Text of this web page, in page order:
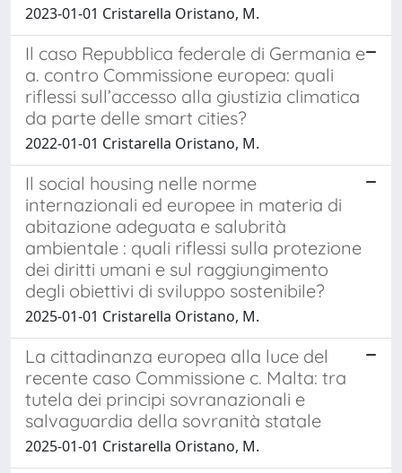
2023-01-01 Cristarella Oristano, M.
Il caso Repubblica federale di Germania e
a. contro Commissione europea: quali
riflessi sull’accesso alla giustizia climatica
da parte delle smart cities?
2022-01-01 Cristarella Oristano, M.
Il social housing nelle norme
internazionali ed europee in materia di
abitazione adeguata e salubrità
ambientale : quali riflessi sulla protezione
dei diritti umani e sul raggiungimento
degli obiettivi di sviluppo sostenibile?
2025-01-01 Cristarella Oristano, M.
La cittadinanza europea alla luce del
recente caso Commissione c. Malta: tra
tutela dei principi sovranazionali e
salvaguardia della sovranità statale
2025-01-01 Cristarella Oristano, M.